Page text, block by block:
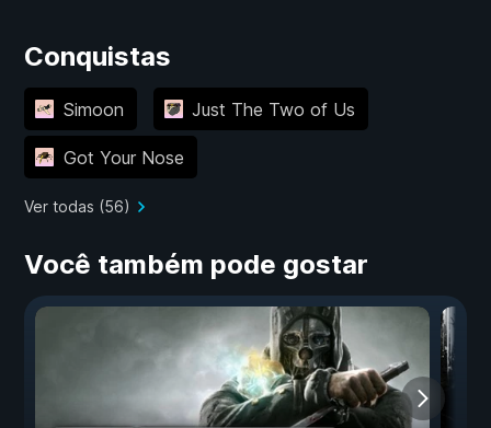
Conquistas
Simoon Just The Two of Us
Got Your Nose
Ver todas (56)
Você também pode gostar